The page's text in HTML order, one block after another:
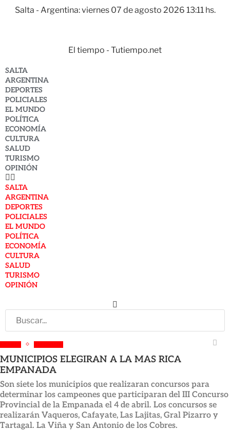
Salta - Argentina: viernes 07 de agosto 2026 13:11 hs.
El tiempo - Tutiempo.net
SALTA
ARGENTINA
DEPORTES
POLICIALES
EL MUNDO
POLÍTICA
ECONOMÍA
CULTURA
SALUD
TURISMO
OPINIÓN
SALTA
ARGENTINA
DEPORTES
POLICIALES
EL MUNDO
POLÍTICA
ECONOMÍA
CULTURA
SALUD
TURISMO
OPINIÓN
MUNICIPIOS ELEGIRAN A LA MAS RICA
EMPANADA
Son siete los municipios que realizaran concursos para
determinar los campeones que participaran del III Concurso
Provincial de la Empanada el 4 de abril. Los concursos se
realizarán Vaqueros, Cafayate, Las Lajitas, Gral Pizarro y
Tartagal. La Viña y San Antonio de los Cobres.